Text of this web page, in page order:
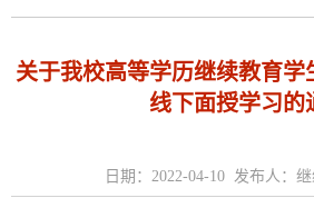
关于我校高等学历继续教育学
线下面授学习的
日期：2022-04-10 发布人：